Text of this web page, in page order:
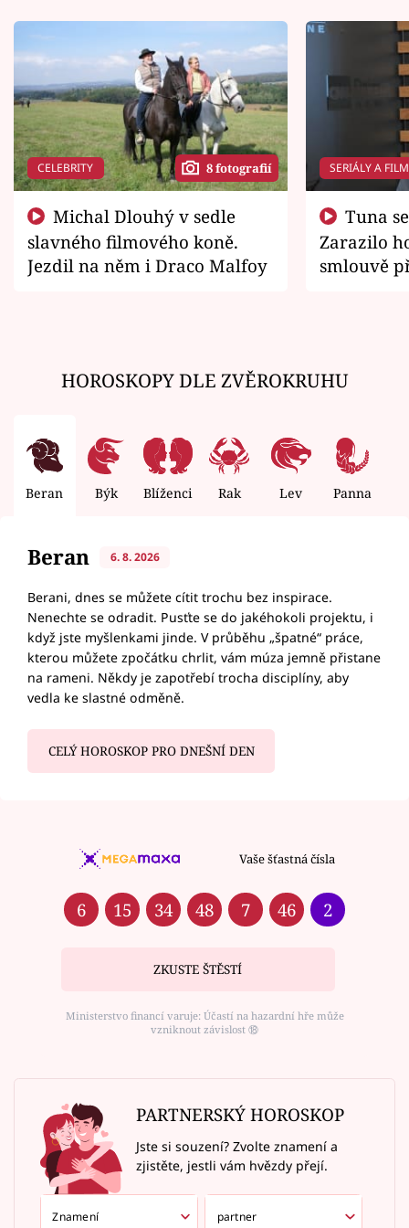
CELEBRITY 8 fotografií
slavného filmového koně.
Jezdil na něm i Draco Malfoy
SERIÁLY A
Zarazilo
smlouvě
HOROSKOPY DLE ZVĚROKRUHU
Beran Býk Blíženci Rak Lev Panna
Beran 6. 8. 2026
Berani, dnes se můžete cítit trochu bez inspirace.
Nenechte se odradit. Pusťte se do jakéhokoli projektu, i
když jste myšlenkami jinde. V průběhu „špatné“ práce,
kterou můžete zpočátku chrlit, vám múza jemně přistane
na rameni. Někdy je zapotřebí trocha disciplíny, aby
vedla ke slastné odměně.
CELÝ HOROSKOP PRO DNEŠNÍ DEN
Vaše šťastná čísla
6 15 34 48 7 46 2
ZKUSTE ŠTĚSTÍ
Ministerstvo financí varuje: Účastí na hazardní hře může
vzniknout závislost ⑱
PARTNERSKÝ HOROSKOP
Jste si souzení? Zvolte znamení a
zjistěte, jestli vám hvězdy přejí.